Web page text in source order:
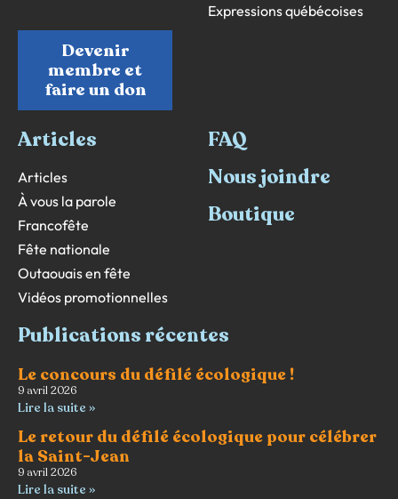
Devenir
membre et
faire un don
Expressions québécoises
Articles
Articles
À vous la parole
Francofête
Fête nationale
Outaouais en fête
Vidéos promotionnelles
FAQ
Nous joindre
Boutique
Publications récentes
Le concours du défilé écologique !
9 avril 2026
Lire la suite »
Le retour du défilé écologique pour célébrer
la Saint-Jean
9 avril 2026
Lire la suite »